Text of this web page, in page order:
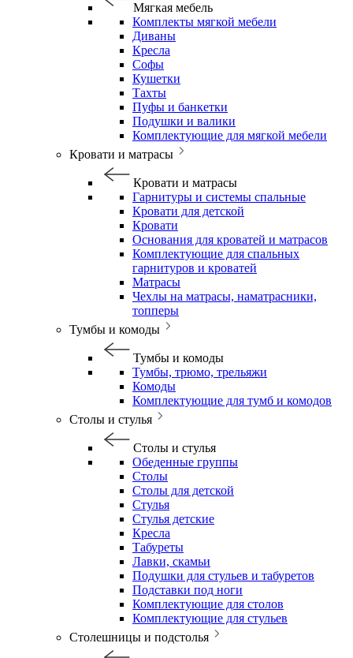
Мягкая мебель
Комплекты мягкой мебели
Диваны
Кресла
Софы
Кушетки
Тахты
Пуфы и банкетки
Подушки и валики
Комплектующие для мягкой мебели
Кровати и матрасы
Кровати и матрасы
Гарнитуры и системы спальные
Кровати для детской
Кровати
Основания для кроватей и матрасов
Комплектующие для спальных
гарнитуров и кроватей
Матрасы
Чехлы на матрасы, наматрасники,
топперы
Тумбы и комоды
Тумбы и комоды
Тумбы, трюмо, трельяжи
Комоды
Комплектующие для тумб и комодов
Столы и стулья
Столы и стулья
Обеденные группы
Столы
Столы для детской
Стулья
Стулья детские
Кресла
Табуреты
Лавки, скамьи
Подушки для стульев и табуретов
Подставки под ноги
Комплектующие для столов
Комплектующие для стульев
Столешницы и подстолья